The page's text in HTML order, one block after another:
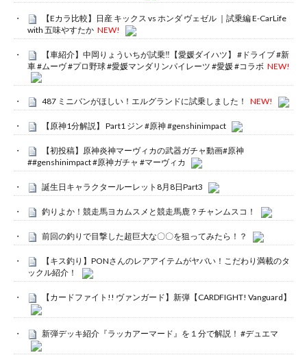
【Eカラ比較】日産 キックス vs ホンダ ヴェゼル ｜試乗編 E-CarLife
with 五味やすたか NEW!
【車紹介】中岡りょういちが試乗‼️【愛媛ダイハツ】 #ドライブ #新
車 #ムーヴ #プロ野球 #愛媛マンダリンパイレーツ #愛媛 #コラボ NEW!
487 ミニバンがほしい！エルグランドに試乗しました！ NEW!
【原神1分解説】 Part1 ジン #原神 #genshinimpact
【初投稿】原神炎神マーヴィカの武器ガチャ動画#原神
##genshinimpact #原神ガチャ #マーヴィカ
誕生日キャラクタールーレット8月8日Part3
釣りよか！競走馬ヨカムスメと競走馬鹿？チャンムスコ！
前回の釣りで目撃した超巨大な〇〇を狙ってみたら！？
【キス釣り】PONさんのレアアイテムがヤバい！こだわり満載のタ
ックル紹介！
【カードファイト!! ヴァンガード】新弾【CARDFIGHT! Vanguard】
新弾デッキ紹介『ラッカアーマード』を１分で解説！ #デュエマ